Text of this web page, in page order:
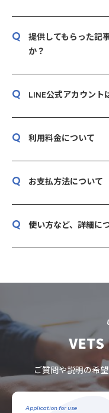
LINEとLINE公式アカウ
公式LINEアカウントを
方法や記事配信の方法な
み・ログイン後のダッシ
Q
提供してもらった記
か？
だくことが可能です。
Q LINE公式アカウント
ですが、LINE公式アカウ
意しておりますので、ご
Q 利用料金について
ン価格の場合はそちらの
ープランも用意されてい
https://
Q お支払方法について
の場合は別途、問い合わ
Q 使い方など、詳細に
すので、お気軽にご予約
ご質問や説明の希
Application for use